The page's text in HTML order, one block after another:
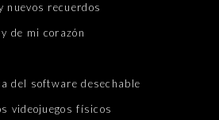
nuevos recuerdos
de mi corazón
del software desechable
videojuegos físicos